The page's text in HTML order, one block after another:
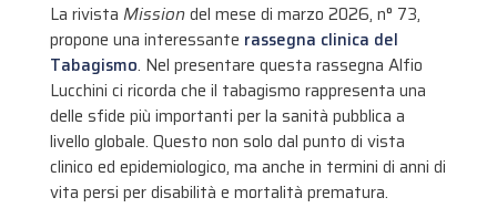
La rivista Missiondel mese di marzo 2026, n° 73,
propone una interessante rassegna clinica del
Tabagismo. Nel presentare questa rassegna Alfio
Lucchini ci ricorda che il tabagismo rappresenta una
delle sfide più importanti per la sanità pubblica a
livello globale. Questo non solo dal punto di vista
clinico ed epidemiologico, ma anche in termini di anni di
vita persi per disabilità e mortalità prematura.